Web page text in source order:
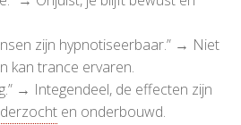
zijn hypnotiseerbaar.” → Niet
kan trance ervaren.
→ Integendeel, de effecten zijn
en onderbouwd.